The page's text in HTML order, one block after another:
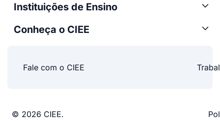
Instituições de Ensino
Conheça o CIEE
Fale com o CIEE
© 2026 CIEE.